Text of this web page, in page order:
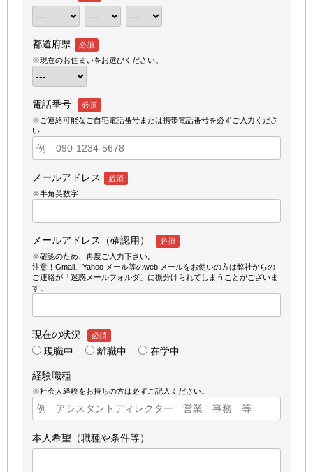
都道府県
必須
※現在のお住まいをお選びください。
電話番号
必須
※ご連絡可能なご自宅電話番号または携帯電話番号を必ずご入力くださ
い
メールアドレス
必須
※半角英数字
メールアドレス（確認用）
必須
※確認のため、再度ご入力下さい。
注意！Gmail、Yahoo メール等のweb メールをお使いの方は弊社からの
ご連絡が「迷惑メールフォルダ」に振分けられてしまうことがございま
す。
現在の状況 必須
現職中 離職中 在学中
経験職種
※社会人経験をお持ちの方は必ずご記入ください。
本人希望（職種や条件等）